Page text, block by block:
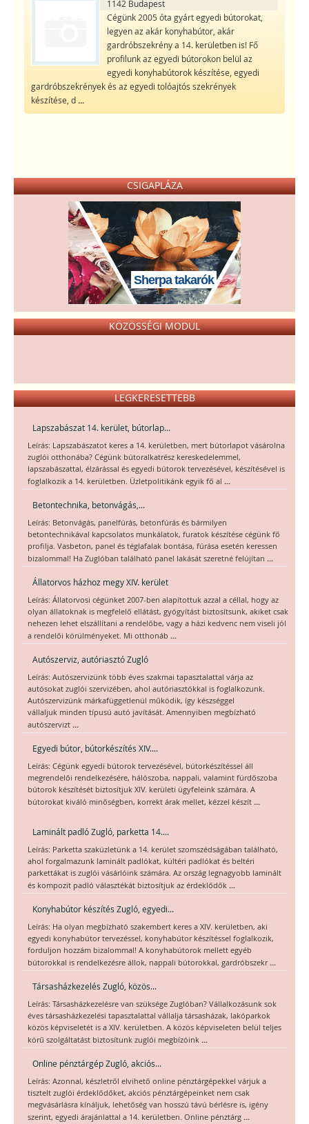
1142 Budapest
Cégünk 2005 óta gyárt egyedi bútorokat,
legyen az akár konyhabútor, akár
gardróbszekrény a 14. kerületben is! Fő
profilunk az egyedi bútorokon belül az
egyedi konyhabútorok készítése, egyedi
gardróbszekrények és az egyedi tolóajtós szekrények
készítése, d...
CSIGAPLÁZA
Sherpa takarók
KÖZÖSSÉGI MODUL
LEGKERESETTEBB
Lapszabászat 14. kerület, bútorlap...
Leírás: Lapszabászatot keres a 14. kerületben, mert bútorlapot vásárolna
zuglói otthonába? Cégünk bútoralkatrész kereskedelemmel,
lapszabászattal, élzárással és egyedi bútorok tervezésével, készítésével is
foglalkozik a 14. kerületben. Üzletpolitikánk egyik fő al ...
Betontechnika, betonvágás,...
Leírás: Betonvágás, panelfúrás, betonfúrás és bármilyen
betontechnikával kapcsolatos munkálatok, furatok készítése cégünk fő
profilja. Vasbeton, panel és téglafalak bontása, fúrása esetén keressen
bizalommal! Ha Zuglóban található panel lakását szeretné felújítan ...
Állatorvos házhoz megy XIV. kerület
Leírás: Állatorvosi cégünket 2007-ben alapítottuk azzal a céllal, hogy az
olyan állatoknak is megfelelő ellátást, gyógyítást biztosítsunk, akiket csak
nehezen lehet elszállítani a rendelőbe, vagy a házi kedvenc nem viseli jól
a rendelői körülményeket. Mi otthonáb ...
Autószerviz, autóriasztó Zugló
Leírás: Autószervizünk több éves szakmai tapasztalattal várja az
autósokat zuglói szervizében, ahol autóriasztókkal is foglalkozunk.
Autószervizünk márkafüggetlenül működik, így készséggel
vállaljuk minden típusú autó javítását. Amennyiben megbízható
autószervizt ...
Egyedi bútor, bútorkészítés XIV....
Leírás: Cégünk egyedi bútorok tervezésével, bútorkészítéssel áll
megrendelői rendelkezésére, hálószoba, nappali, valamint fürdőszoba
bútorok készítését biztosítjuk XIV. kerületi ügyfeleink számára. A
bútorokat kiváló minőségben, korrekt árak mellet, kézzel készít ...
Laminált padló Zugló, parketta 14....
Leírás: Parketta szaküzletünk a 14. kerület szomszédságában található,
ahol forgalmazunk laminált padlókat, kültéri padlókat és beltéri
parkettákat is zuglói vásárlóink számára. Az ország legnagyobb laminált
és kompozit padló választékát biztosítjuk az érdeklődők ...
Konyhabútor készítés Zugló, egyedi...
Leírás: Ha olyan megbízható szakembert keres a XIV. kerületben, aki
egyedi konyhabútor tervezéssel, konyhabútor készítéssel foglalkozik,
forduljon hozzám bizalommal! A konyhabútorok mellett egyéb
bútorokkal is rendelkezésre állok, nappali bútorokkal, gardróbszekr...
Társasházkezelés Zugló, közös...
Leírás: Társasházkezelésre van szüksége Zuglóban? Vállalkozásunk sok
éves társasházkezelési tapasztalattal vállalja társasházak, lakóparkok
közös képviseletét is a XIV. kerületben. A közös képviseleten belül teljes
körű szolgáltatást biztosítunk zuglói megbízóink ...
Online pénztárgép Zugló, akciós...
Leírás: Azonnal, készletről elvihető online pénztárgépekkel várjuk a
tisztelt zuglói érdeklődőket, akciós pénztárgépeinket nem csak
megvásárlásra kínáljuk, lehetőség van hosszú távú bérlésre is, igény
szerint, egyedi árajánlattal a 14. kerületben. Online pénztárg ...